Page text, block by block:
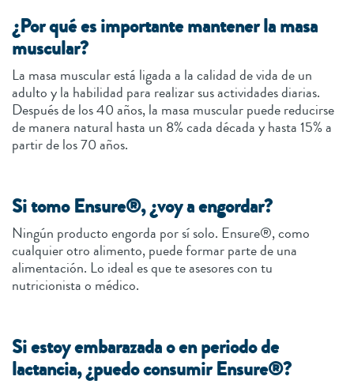
¿Por qué es importante mantener la masa
muscular?
La masa muscular está ligada a la calidad de vida de un
adulto y la habilidad para realizar sus actividades diarias.
Después de los 40 años, la masa muscular puede reducirse
de manera natural hasta un 8% cada década y hasta 15% a
partir de los 70 años.
Si tomo Ensure®, ¿voy a engordar?
Ningún producto engorda por sí solo. Ensure®, como
cualquier otro alimento, puede formar parte de una
alimentación. Lo ideal es que te asesores con tu
nutricionista o médico.
Si estoy embarazada o en periodo de
lactancia, ¿puedo consumir Ensure®?